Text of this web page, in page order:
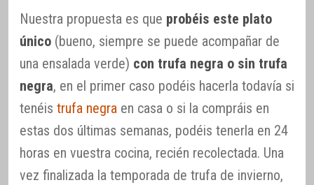
Nuestra propuesta es que probéis este plato
único (bueno, siempre se puede acompañar de
una ensalada verde) con trufa negra o sin trufa
negra, en el primer caso podéis hacerla todavía si
tenéis trufa negra en casa o si la compráis en
estas dos últimas semanas, podéis tenerla en 24
horas en vuestra cocina, recién recolectada. Una
vez finalizada la temporada de trufa de invierno,